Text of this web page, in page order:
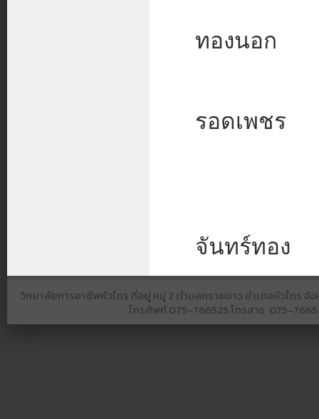
ทองนอก
รอดเพชร
จันทร์ทอง
วิทยาลัยการอาชีพหัวไทร ที่อยู่ หมู่ 2 ตำบลทรายขาว อำเภอหัวไทร จั
โทรศัพท์075-766525​ โทรสาร​ 075-